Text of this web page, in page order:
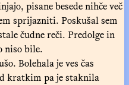
pisane besede nihče več
sprijazniti. Poskušal sem
čudne reči. Predolge in
niso bile.
Bolehala je ves čas
kratkim pa je staknila